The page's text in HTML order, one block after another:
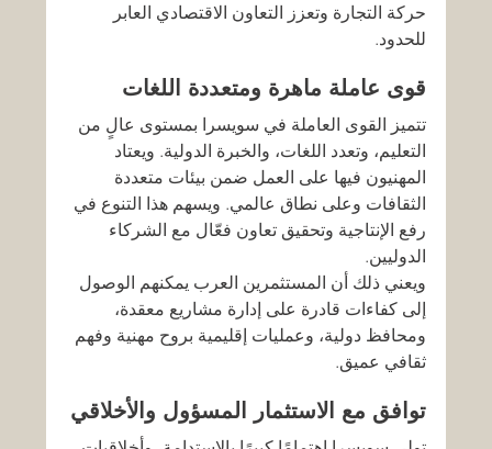
حركة التجارة وتعزز التعاون الاقتصادي العابر
للحدود.
قوى عاملة ماهرة ومتعددة اللغات
تتميز القوى العاملة في سويسرا بمستوى عالٍ من
التعليم، وتعدد اللغات، والخبرة الدولية. ويعتاد
المهنيون فيها على العمل ضمن بيئات متعددة
الثقافات وعلى نطاق عالمي. ويسهم هذا التنوع في
رفع الإنتاجية وتحقيق تعاون فعّال مع الشركاء
الدوليين.
ويعني ذلك أن المستثمرين العرب يمكنهم الوصول
إلى كفاءات قادرة على إدارة مشاريع معقدة،
ومحافظ دولية، وعمليات إقليمية بروح مهنية وفهم
ثقافي عميق.
توافق مع الاستثمار المسؤول والأخلاقي